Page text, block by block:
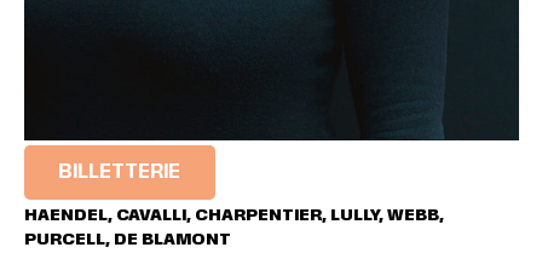
BILLETTERIE
HAENDEL, CAVALLI, CHARPENTIER, LULLY, WEBB,
PURCELL, DE BLAMONT